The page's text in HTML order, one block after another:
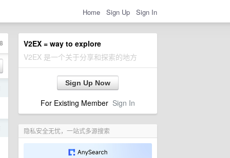
Home Sign Up Sign In
V2EX = way to explore
V2EX 是一个关于分享和探索的地方
Sign Up Now
For Existing Member Sign In
隐私安全无忧，一站式多源搜索